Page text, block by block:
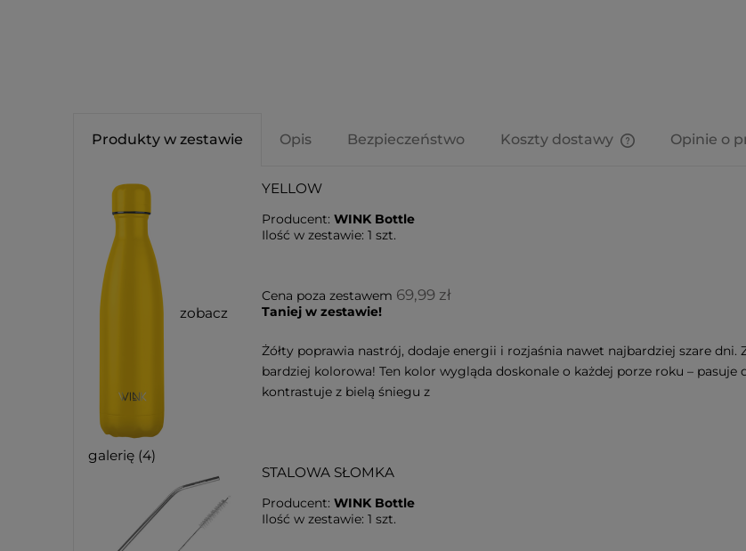
Produkty w zestawie Opis Bezpieczeństwo Koszty dostawy Opinie o
zobacz
galerię (4)
YELLOW
Producent:WINK Bottle
Ilość w zestawie:1 szt.
Cena poza zestawem 69,99 zł
Taniej w zestawie!
Żółty poprawia nastrój, dodaje energii i rozjaśnia nawet najbardziej szare dni.
bardziej kolorowa! Ten kolor wygląda doskonale o każdej porze roku –
kontrastuje z bielą śniegu z
STALOWA SŁOMKA
Producent:WINK Bottle
Ilość w zestawie:1 szt.